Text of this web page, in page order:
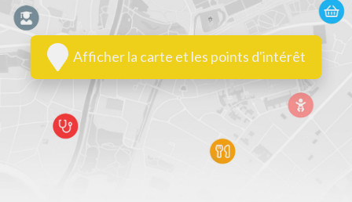
Afficher la carte et les points d'intérêt